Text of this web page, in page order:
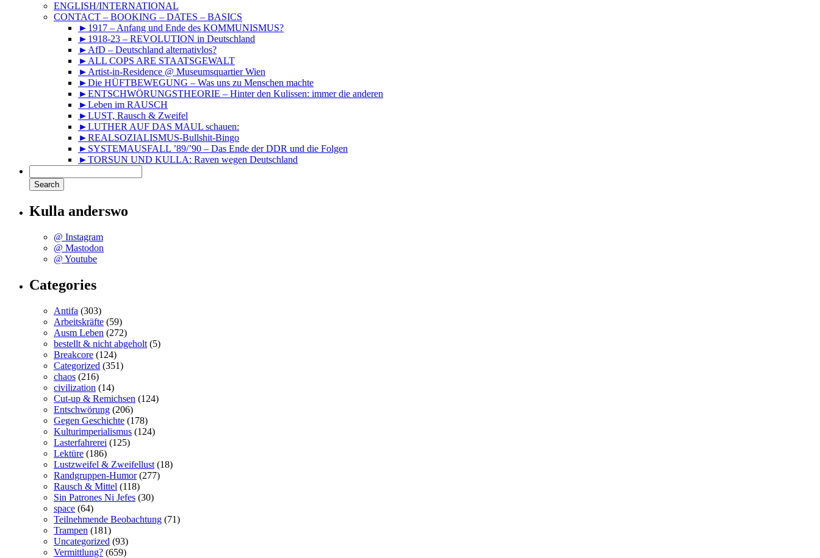
ENGLISH/INTERNATIONAL
CONTACT – BOOKING – DATES – BASICS
►1917 – Anfang und Ende des KOMMUNISMUS?
►1918-23 – REVOLUTION in Deutschland
►AfD – Deutschland alternativlos?
►ALL COPS ARE STAATSGEWALT
►Artist-in-Residence @ Museumsquartier Wien
►Die HÜFTBEWEGUNG – Was uns zu Menschen machte
►ENTSCHWÖRUNGSTHEORIE – Hinter den Kulissen: immer die anderen
►Leben im RAUSCH
►LUST, Rausch & Zweifel
►LUTHER AUF DAS MAUL schauen:
►REALSOZIALISMUS-Bullshit-Bingo
►SYSTEMAUSFALL ’89/’90 – Das Ende der DDR und die Folgen
►TORSUN UND KULLA: Raven wegen Deutschland
Kulla anderswo
@ Instagram
@ Mastodon
@ Youtube
Categories
Antifa (303)
Arbeitskräfte (59)
Ausm Leben (272)
bestellt & nicht abgeholt (5)
Breakcore (124)
Categorized (351)
chaos (216)
civilization (14)
Cut-up & Remichsen (124)
Entschwörung (206)
Gegen Geschichte (178)
Kulturimperialismus (124)
Lasterfahrerei (125)
Lektüre (186)
Lustzweifel & Zweifellust (18)
Randgruppen-Humor(277)
Rausch & Mittel (118)
Sin Patrones Ni Jefes (30)
space (64)
Teilnehmende Beobachtung (71)
Trampen (181)
Uncategorized (93)
Vermittlung? (659)